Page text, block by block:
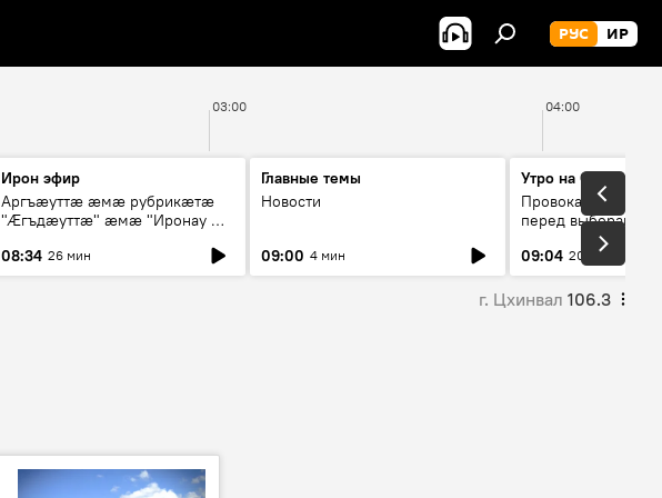
РУС ИР
03:00 04:00
Ирон эфир
Аргъæуттæ æмæ рубрикæтæ
"Æгъдæуттæ" æмæ "Иронау æй
08:34 26 мин
Главные темы
Новости
09:00 4 мин
Утро на Спутнике
Провокации со
перед выборами в
09:04 20 мин
г. Цхинвал 106.3